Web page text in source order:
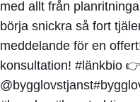
med allt från
börja snickra så fort
meddelande för en
konsultation! #länkbio 👉